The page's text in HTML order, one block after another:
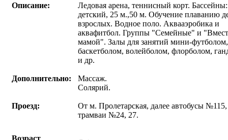
Описание:
Ледовая арена, теннисный корт. Бассейны:
детский, 25 м.,50 м. Обучение плаванию
взрослых. Водное поло. Аквааэробика и
аквафитбол. Группы "Семейные" и
мамой". Залы для занятий мини-футболом,
баскетболом, волейболом, флорболом,
и др.
Дополнительно:
Массаж.
Солярий.
Проезд:
От м. Пролетарская, далее автобусы
трамваи №24, 27.
Возраст